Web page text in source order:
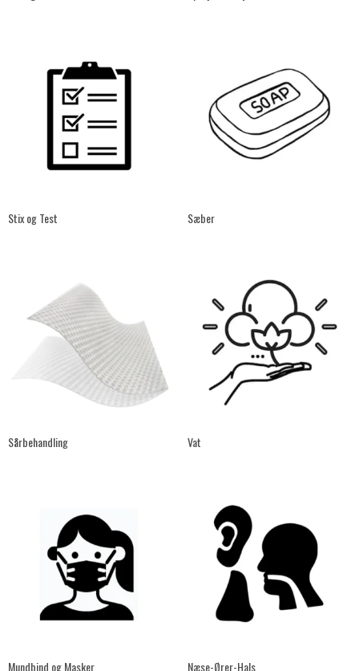
Stix og Test Sæber
Sårbehandling Vat
Mundbind og Masker Næse-Ører-Hals